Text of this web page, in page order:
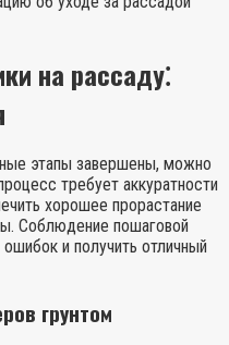
на рассаду⁚
этапы завершены, можно
требует аккуратности
хорошее прорастание
Соблюдение пошаговой
и получить отличный
грунтом